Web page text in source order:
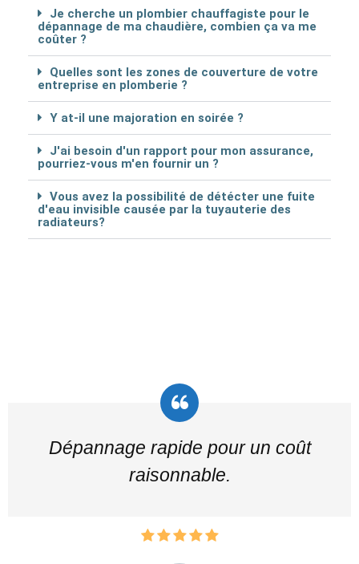
Je cherche un plombier chauffagiste pour le
dépannage de ma chaudière, combien ça va me
coûter ?
Quelles sont les zones de couverture de votre
entreprise en plomberie ?
Y at-il une majoration en soirée ?
J'ai besoin d'un rapport pour mon assurance,
pourriez-vous m'en fournir un ?
Vous avez la possibilité de détécter une fuite
d'eau invisible causée par la tuyauterie des
radiateurs?
Dépannage rapide pour un coût
raisonnable.